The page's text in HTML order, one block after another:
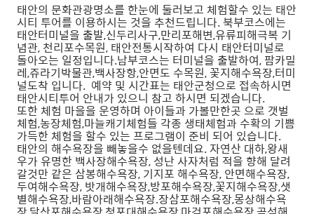
태안의 문화관광명소를 한눈에 둘러보고 체험할수 있는 태안
시티 투어를 이용하시는 것을 추천드립니다. 북부코스에는
태안터미널을 출발,신두리사구,만리포해변,유류피해극복 기
념관, 천리포수목원, 태안전통시작하여 다시 태안터미널로
돌아오는 일정입니다.남부코스는 터미널을 출발하여, 팜카밀
레,쥬라기박물관,백사장항,안면도 수목원, 꽃지해수욕장,터미
널도착 입니다. 예약 및 시간표는 태안군청으로 접속하시면
태안시티투어 안내가 있으니 참고 하시면 되겠습니다.
또한 체험 마을을 운영하며 아이들과 가볼만한곳 으로 갯벌
체험,농장체험,마늘캐기체험들 각종 생태체험과 수확의 기쁨
가득한 체험을 할수 있는 프로그램이 준비 되어 있습니다.
태안의 해수욕장을 빼놓을수 없을텐데요. 자연산 대하,왕새
우가 유명한 백사장해수욕장, 성난 사자처럼 적을 향해 달려
갈것만 같은 삼봉해수욕장, 기지포 해수욕장, 안면해수욕장,
두여해수욕장, 밧개해수욕장,방포해수욕장,꽃지해수욕장,샛
별해수욕장,바람아래해수욕장.장삼포해수욕장,몽상해수욕